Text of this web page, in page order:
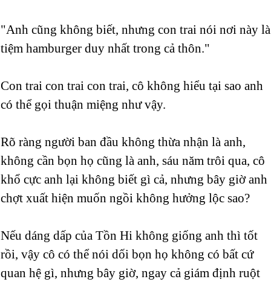
"Anh cũng không biết, nhưng con trai nói nơi này là
tiệm hamburger duy nhất trong cả thôn."
Con trai con trai con trai, cô không hiểu tại sao anh
có thể gọi thuận miệng như vậy.
Rõ ràng người ban đầu không thừa nhận là anh,
không cần bọn họ cũng là anh, sáu năm trôi qua, cô
khổ cực anh lại không biết gì cả, nhưng bây giờ anh
chợt xuất hiện muốn ngồi không hưởng lộc sao?
Nếu dáng dấp của Tồn Hi không giống anh thì tốt
rồi, vậy cô có thể nói dối bọn họ không có bất cứ
quan hệ gì, nhưng bây giờ, ngay cả giám định ruột